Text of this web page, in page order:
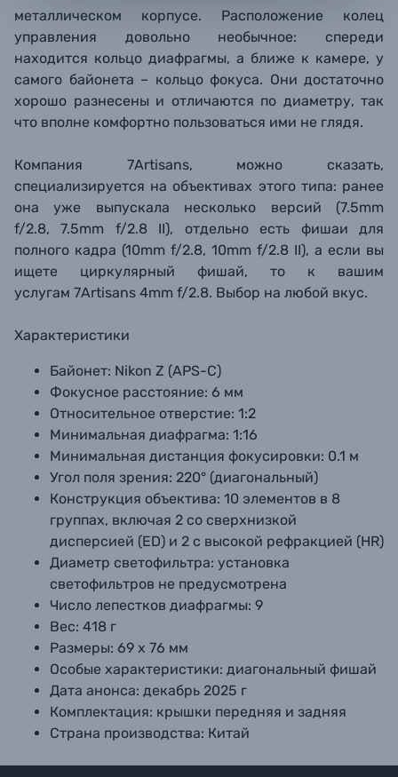
металлическом корпусе. Расположение колец
управления довольно необычное: спереди
находится кольцо диафрагмы, а ближе к камере, у
самого байонета – кольцо фокуса. Они достаточно
хорошо разнесены и отличаются по диаметру, так
что вполне комфортно пользоваться ими не глядя.
Компания 7Artisans, можно сказать,
специализируется на объективах этого типа: ранее
она уже выпускала несколько версий (7.5mm
f/2.8, 7.5mm f/2.8 II), отдельно есть фишаи для
полного кадра (10mm f/2.8, 10mm f/2.8 II), а если вы
ищете циркулярный фишай, то к вашим
услугам 7Artisans 4mm f/2.8. Выбор на любой вкус.
Характеристики
Байонет: Nikon Z (APS-C)
Фокусное расстояние: 6 мм
Относительное отверстие: 1:2
Минимальная диафрагма: 1:16
Минимальная дистанция фокусировки: 0.1 м
Угол поля зрения: 220° (диагональный)
Конструкция объектива: 10 элементов в 8
группах, включая 2 со сверхнизкой
дисперсией (ED) и 2 с высокой рефракцией (HR)
Диаметр светофильтра: установка
светофильтров не предусмотрена
Число лепестков диафрагмы: 9
Вес: 418 г
Размеры: 69 х 76 мм
Особые характеристики: диагональный фишай
Дата анонса: декабрь 2025 г
Комплектация: крышки передняя и задняя
Страна производства: Китай